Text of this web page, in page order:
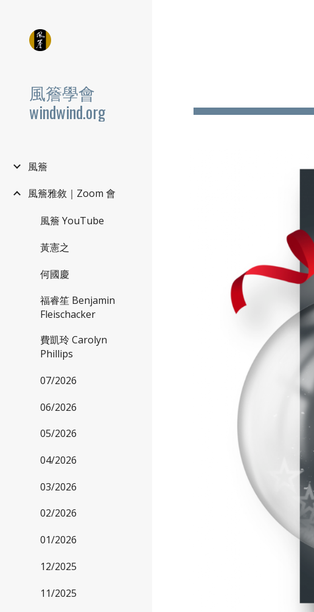
風簷學會
windwind.org
風簷
風簷雅敘｜Zoom 會
風簷 YouTube
黃憲之
何國慶
福睿笙 Benjamin
Fleischacker
費凱玲 Carolyn
Phillips
07/2026
06/2026
05/2026
04/2026
03/2026
02/2026
01/2026
12/2025
11/2025